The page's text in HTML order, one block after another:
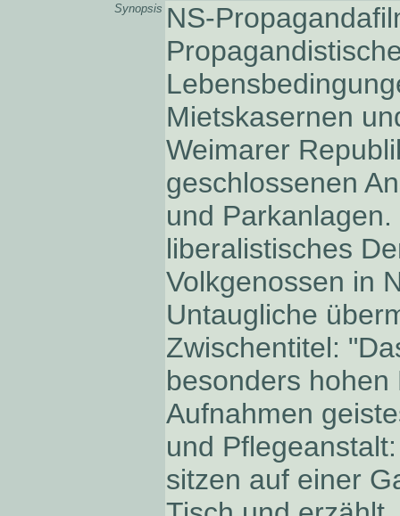
Synopsis NS-
Mietskasernen
Weimarer
geschlossenen
und
liberalistisches
Volkgenossen in
Untaugliche
Zwischentitel:
besonders
Aufnahmen
und
sitzen auf einer